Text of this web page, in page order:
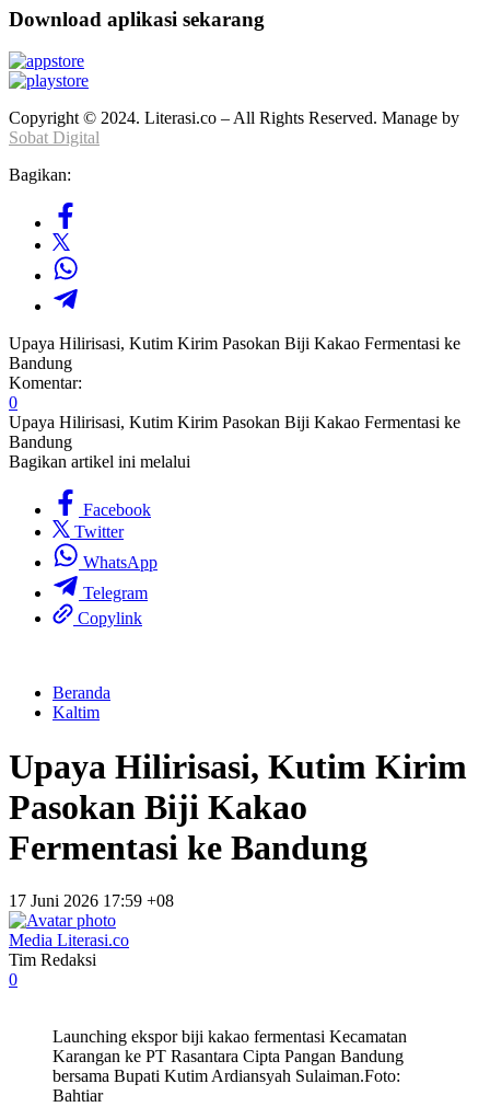
Download aplikasi sekarang
Copyright © 2024. Literasi.co – All Rights Reserved. Manage by
Sobat Digital
Bagikan:
Upaya Hilirisasi, Kutim Kirim Pasokan Biji Kakao Fermentasi ke
Bandung
Komentar:
0
Upaya Hilirisasi, Kutim Kirim Pasokan Biji Kakao Fermentasi ke
Bandung
Bagikan artikel ini melalui
Facebook
Twitter
WhatsApp
Telegram
Copylink
Beranda
Kaltim
Upaya Hilirisasi, Kutim Kirim
Pasokan Biji Kakao
Fermentasi ke Bandung
17 Juni 2026 17:59 +08
Media Literasi.co
Tim Redaksi
0
Launching ekspor biji kakao fermentasi Kecamatan
Karangan ke PT Rasantara Cipta Pangan Bandung
bersama Bupati Kutim Ardiansyah Sulaiman.Foto:
Bahtiar